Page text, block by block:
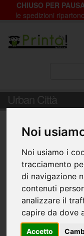
Noi
Noi usiamo i
tracciamento
di navigazione
contenuti
analizzare il
capire da dove
Accetto
CHIUSO PER
le spedizioni
Urban Città
Home
Fondali Vetrine